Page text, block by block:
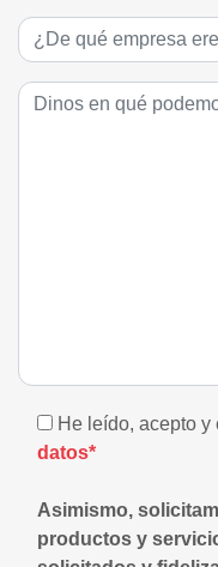
He leído, acepto y
datos*
Asimismo,
productos y